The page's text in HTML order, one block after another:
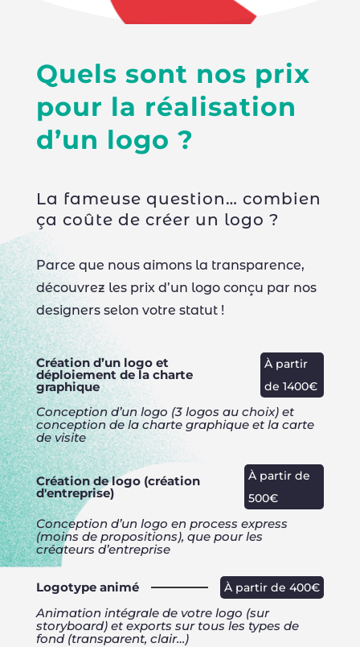
Quels sont nos prix
pour la réalisation
d’un logo ?
La fameuse question… combien
ça coûte de créer un logo ?
Parce que nous aimons la transparence,
découvrez les prix d’un logo conçu par nos
designers selon votre statut !
Création d’un logo et
déploiement de la charte
graphique
À partir
de 1400€
Conception d’un logo (3 logos au choix) et
conception de la charte graphique et la carte
de visite
Création de logo (création
d'entreprise)
À partir de
500€
Conception d’un logo en process express
(moins de propositions), que pour les
créateurs d’entreprise
Logotype animé À partir de 400€
Animation intégrale de votre logo (sur
storyboard) et exports sur tous les types de
fond (transparent, clair…)